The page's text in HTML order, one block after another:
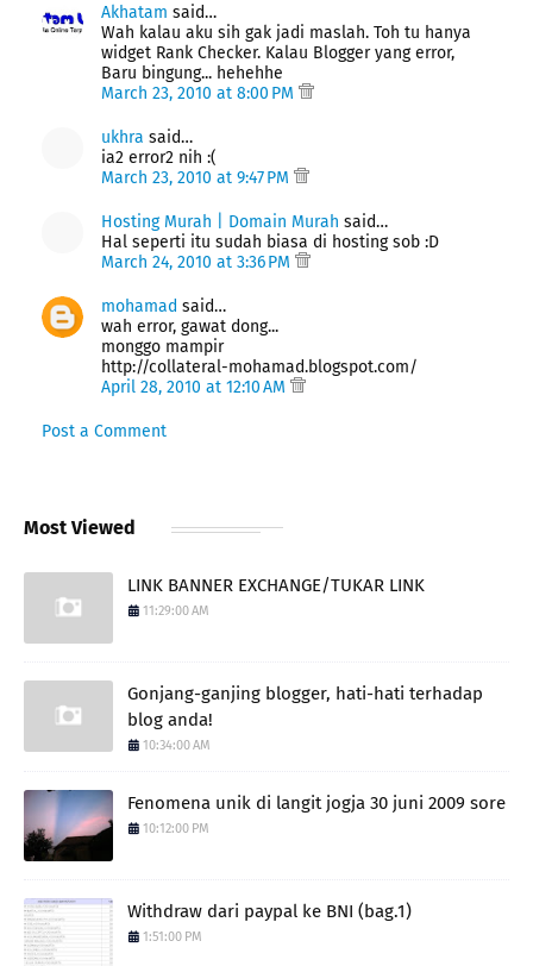
Akhatam said…
Wah kalau aku sih gak jadi maslah. Toh tu hanya
widget Rank Checker. Kalau Blogger yang error,
Baru bingung... hehehhe
March 23, 2010 at 8:00 PM
ukhra said…
ia2 error2 nih :(
March 23, 2010 at 9:47 PM
Hosting Murah | Domain Murah said…
Hal seperti itu sudah biasa di hosting sob :D
March 24, 2010 at 3:36 PM
mohamad said…
wah error, gawat dong...
monggo mampir
http://collateral-mohamad.blogspot.com/
April 28, 2010 at 12:10 AM
Post a Comment
Most Viewed
LINK BANNER EXCHANGE/TUKAR LINK
11:29:00 AM
Gonjang-ganjing blogger, hati-hati terhadap
blog anda!
10:34:00 AM
Fenomena unik di langit jogja 30 juni 2009 sore
10:12:00 PM
Withdraw dari paypal ke BNI (bag.1)
1:51:00 PM